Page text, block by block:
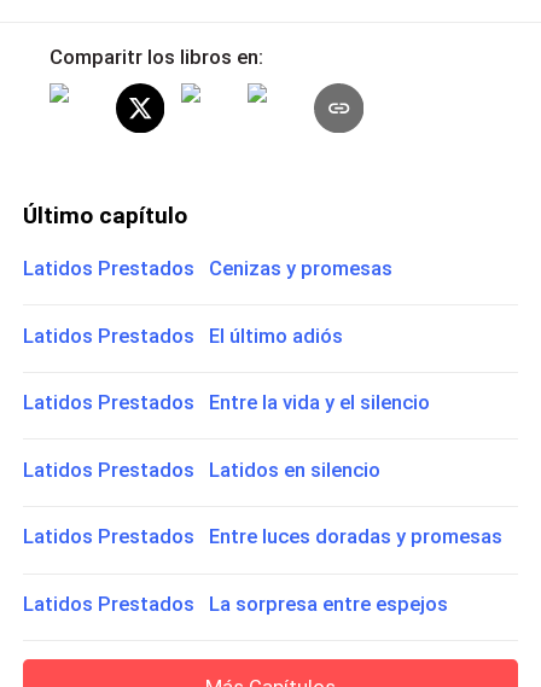
Comparitr los libros en:
Último capítulo
Latidos Prestados Cenizas y promesas
Latidos Prestados El último adiós
Latidos Prestados Entre la vida y el silencio
Latidos Prestados Latidos en silencio
Latidos Prestados Entre luces doradas y promesas
Latidos Prestados La sorpresa entre espejos